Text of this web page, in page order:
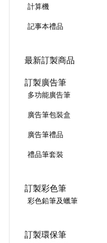
計算機
記事本禮品
最新訂製商品
訂製廣告筆
多功能廣告筆
廣告筆包裝盒
廣告筆禮品
禮品筆套裝
訂製彩色筆
彩色鉛筆及蠟筆
訂製環保筆